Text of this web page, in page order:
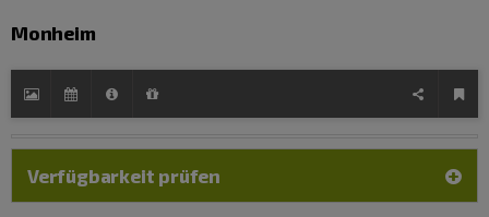
Monheim
Verfügbarkeit prüfen